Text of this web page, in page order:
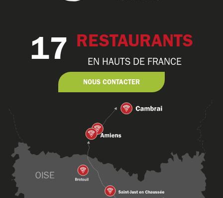
17 RESTAURANTS
EN HAUTS DE FRANCE
NOUS CONTACTER